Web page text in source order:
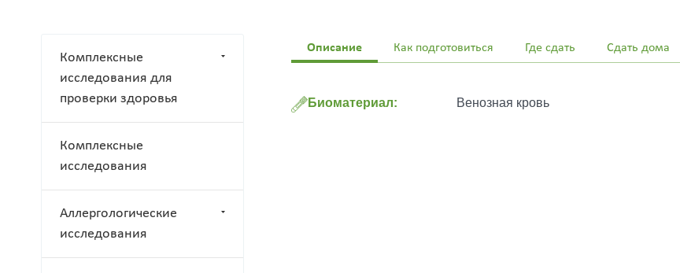
Комплексные
исследования для
проверки здоровья
Комплексные
исследования
Аллергологические
исследования
Описание Как подготовиться Где сдать Сдать дома
Биоматериал: Венозная кровь